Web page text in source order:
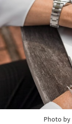
Photo by